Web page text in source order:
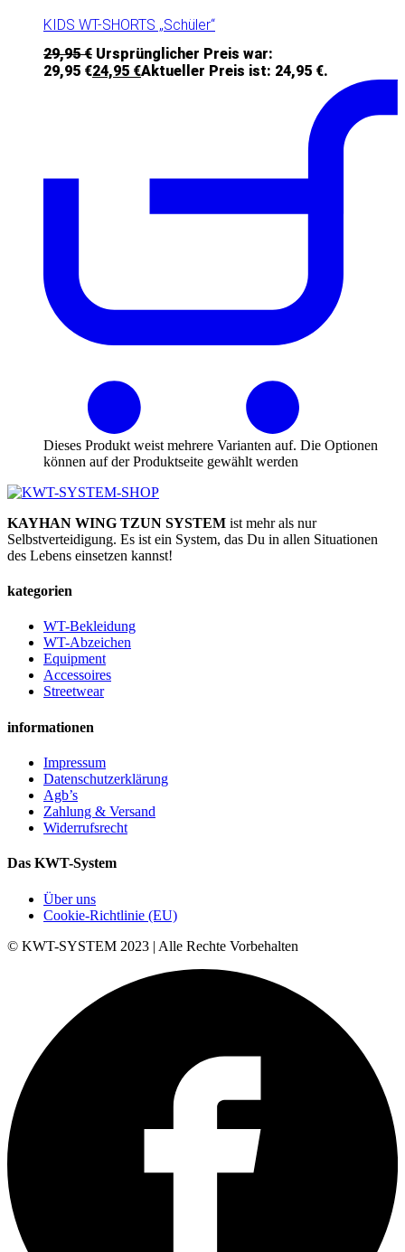
KIDS WT-SHORTS „Schüler“
29,95€ Ursprünglicher Preis war:
29,95 €24,95 €Aktueller Preis ist: 24,95 €.
Dieses Produkt weist mehrere Varianten auf. Die Optionen
können auf der Produktseite gewählt werden
KAYHAN WING TZUN SYSTEM ist mehr als nur
Selbstverteidigung. Es ist ein System, das Du in allen Situationen
des Lebens einsetzen kannst!
kategorien
WT-Bekleidung
WT-Abzeichen
Equipment
Accessoires
Streetwear
informationen
Impressum
Datenschutzerklärung
Agb’s
Zahlung & Versand
Widerrufsrecht
Das KWT-System
Über uns
Cookie-Richtlinie (EU)
© KWT-SYSTEM 2023 | Alle Rechte Vorbehalten